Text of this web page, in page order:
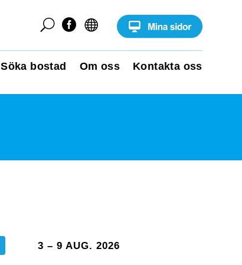


U
Söka bostad Om oss Kontakta oss
3 – 9 AUG. 2026